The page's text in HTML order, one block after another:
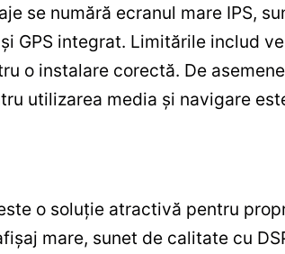
se numără ecranul mare IPS,
și GPS integrat. Limitările includ
o instalare corectă. De
utilizarea media și navigare
o soluție atractivă pentru
mare, sunet de calitate cu